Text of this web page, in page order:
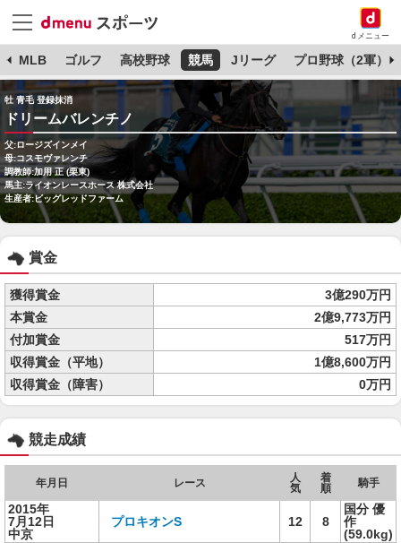
dメニュー
MLB ゴルフ 高校野球 競馬 Jリーグ プロ野球（2軍）
牡 青毛 登録抹消
ドリームバレンチノ
父:ロージズインメイ
母:コスモヴァレンチ
調教師:加用 正 (栗東)
馬主:ライオンレースホース 株式会社
生産者:ビッグレッドファーム
賞金
獲得賞金
3億290万円
本賞金
2億9,773万円
付加賞金
517万円
収得賞金（平地）
1億8,600万円
収得賞金（障害）
0万円
競走成績
年月日 レース
人
気
着
順
騎手
2015年
7月12日
中京
プロキオンS 12 8
国分 優
作
(59.0kg)